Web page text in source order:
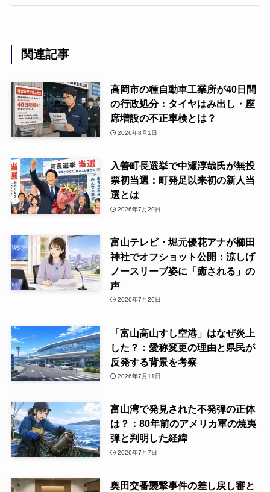
関連記事
高岡市の種自動車工業所が40日間
の行政処分：タイヤはみ出し・座
席増設の不正車検とは？
2026年8月1日
入善町長選挙で中瀬淳哉氏が無投
票初当選：町発足以来初の新人当
選とは
2026年7月29日
富山テレビ・堀元優花アナが櫛田
神社でオフショット公開：涼しげ
ノースリーブ姿に「癒される」の
声
2026年7月26日
「富山高山すし空港」はなぜ炎上
した？：愛称変更の理由と県民が
反発する背景を考察
2026年7月11日
富山湾で発見された不発弾の正体
は？：80年前のアメリカ軍の焼夷
弾と判明した経緯
2026年7月7日
奥田交番襲撃事件の差し戻し審と